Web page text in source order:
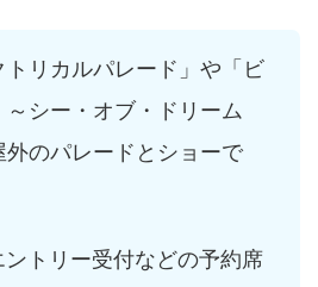
トリカルパレード」や「ビ
～シー・オブ・ドリーム
外のパレードとショーで
ントリー受付などの予約席